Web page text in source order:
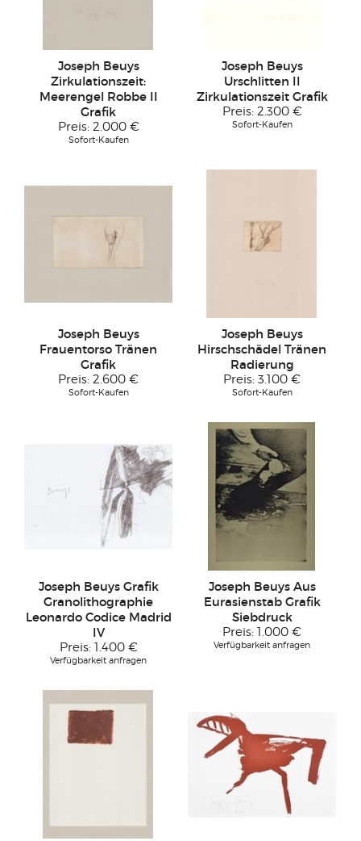
Joseph Beuys
Zirkulationszeit:
Meerengel Robbe II
Grafik
Preis: 2.000 €
Sofort-Kaufen
Joseph Beuys
Urschlitten II
Zirkulationszeit Grafik
Preis: 2.300 €
Sofort-Kaufen
Joseph Beuys
Frauentorso Tränen
Grafik
Preis: 2.600 €
Sofort-Kaufen
Joseph Beuys
Hirschschädel Tränen
Radierung
Preis: 3.100 €
Sofort-Kaufen
Joseph Beuys Grafik
Granolithographie
Leonardo Codice Madrid
IV
Preis: 1.400 €
Verfügbarkeit anfragen
Joseph Beuys Aus
Eurasienstab Grafik
Siebdruck
Preis: 1.000 €
Verfügbarkeit anfragen